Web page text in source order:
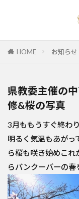
HOME お知らせ
県教委主催の
修&桜の写真
3月ももうすぐ終わ
明るく気温もあがっ
ら桜も咲き始めこ
らバンクーバーの春